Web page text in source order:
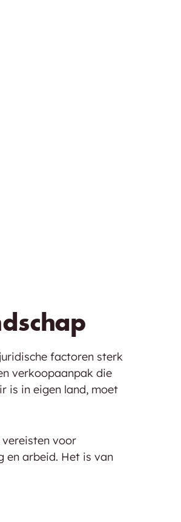
factoren sterk
verkoopaanpak die
is in eigen land, moet
vereisten voor
en arbeid. Het is van